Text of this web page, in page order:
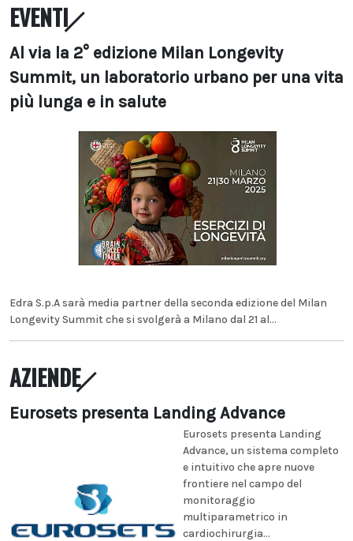
EVENTI
Al via la 2° edizione Milan Longevity
Summit, un laboratorio urbano per una vita
più lunga e in salute
Edra S.p.A sarà media partner della seconda edizione del Milan
Longevity Summit che si svolgerà a Milano dal 21 al...
AZIENDE
Eurosets presenta Landing Advance
Eurosets presenta Landing
Advance, un sistema completo
e intuitivo che apre nuove
frontiere nel campo del
monitoraggio
multiparametrico in
cardiochirurgia...